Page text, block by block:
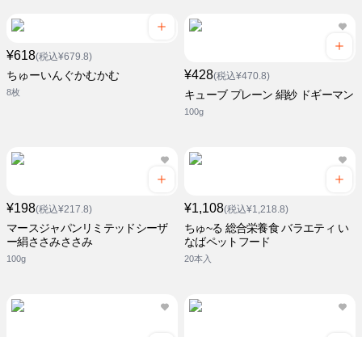
¥618(税込¥679.8)
ちゅーいんぐかむかむ
8枚
¥428(税込¥470.8)
キューブ プレーン 絹紗 ドギーマン
100g
¥198(税込¥217.8)
マースジャパンリミテッドシーザ
ー絹ささみささみ
100g
¥1,108(税込¥1,218.8)
ちゅ~る 総合栄養食 バラエティ い
なばペットフード
20本入